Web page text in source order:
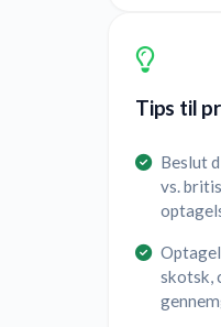
Tips til
Beslut
vs.
skotsk,